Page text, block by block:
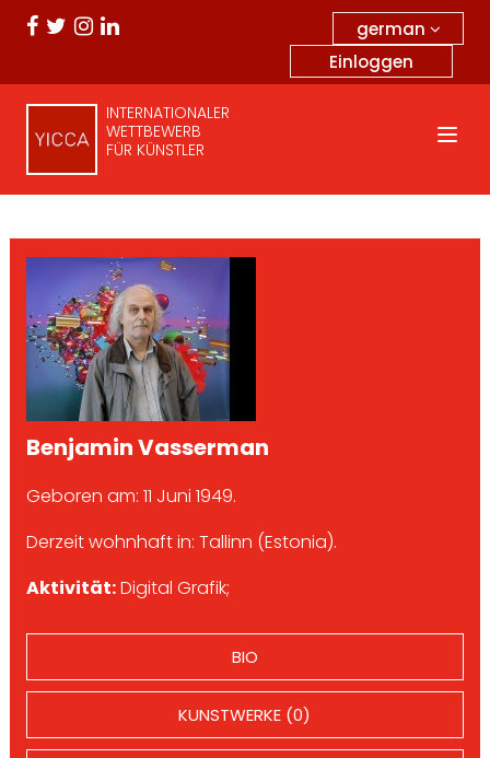
german
Einloggen
INTERNATIONALER
WETTBEWERB
FÜR KÜNSTLER
Benjamin Vasserman
Geboren am: 11 Juni 1949.
Derzeit wohnhaft in: Tallinn (Estonia).
Aktivität:Digital Grafik;
BIO
KUNSTWERKE (0)